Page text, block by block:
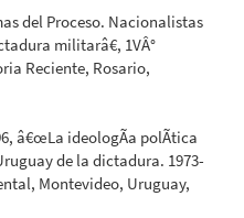
del Proceso. Nacionalistas
militarâ€, 1VÂ°
Reciente, Rosario,
â€œLa ideologÃ­a polÃ­tica
de la dictadura. 1973-
Montevideo, Uruguay,